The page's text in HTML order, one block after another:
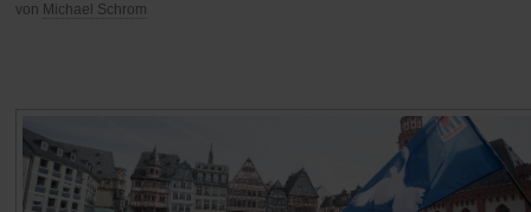
von Michael Schrom